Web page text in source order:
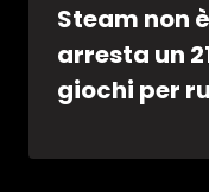
Steam non
arresta un
giochi per